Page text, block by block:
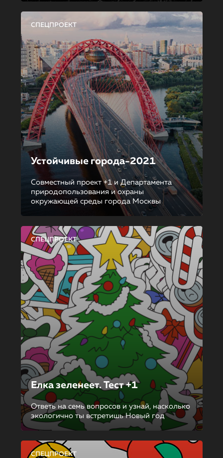
СПЕЦПРОЕКТ
Устойчивые города-2021
Совместный проект +1 и Департамента
природопользования и охраны
окружающей среды города Москвы
СПЕЦПРОЕКТ
Елка зеленеет. Тест +1
Ответь на семь вопросов и узнай, насколько
экологично ты встретишь Новый год
СПЕЦПРОЕКТ